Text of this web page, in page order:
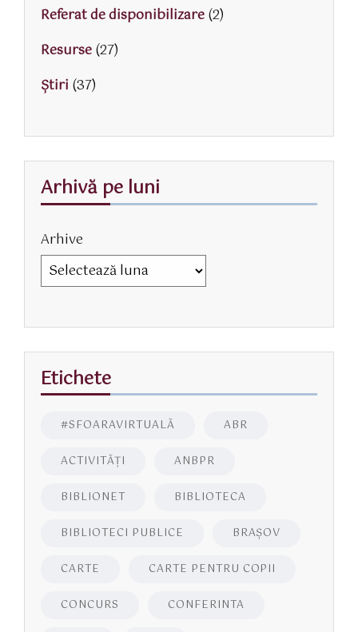
Referat de disponibilizare(2)
Resurse(27)
Știri (37)
Arhivă pe luni
Arhive
Etichete
#SFOARAVIRTUALĂ ABR
ACTIVITĂŢI ANBPR
BIBLIONET BIBLIOTECA
BIBLIOTECI PUBLICE BRAŞOV
CARTE CARTE PENTRU COPII
CONCURS CONFERINTA